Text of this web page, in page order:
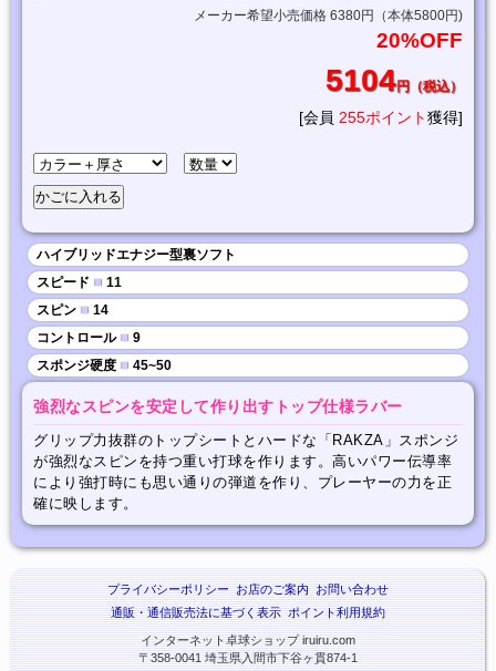
メーカー希望小売価格 6380円（本体5800円)
20%OFF
5104円（税込）
[会員 255ポイント獲得]
ハイブリッドエナジー型裏ソフト
スピード ■ 11
スピン ■ 14
コントロール ■ 9
スポンジ硬度 ■ 45~50
強烈なスピンを安定して作り出すトップ仕様ラバー
グリップ力抜群のトップシートとハードな「RAKZA」スポンジ
が強烈なスピンを持つ重い打球を作ります。高いパワー伝導率
により強打時にも思い通りの弾道を作り、プレーヤーの力を正
確に映します。
プライバシーポリシー お店のご案内 お問い合わせ
通販・通信販売法に基づく表示 ポイント利用規約
インターネット卓球ショップ iruiru.com
〒358-0041 埼玉県入間市下谷ヶ貫874-1